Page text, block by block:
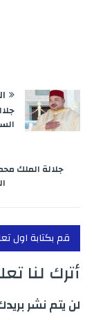
جلالة الملك
قم بكتابة اول
أترك لنا
لن يتم نشر